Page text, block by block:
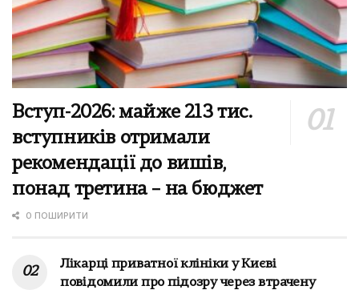
Вступ-2026: майже 213 тис.
вступників отримали
рекомендації до вишів,
понад третина – на бюджет
0 ПОШИРИТИ
Лікарці приватної клініки у Києві
повідомили про підозру через втрачену